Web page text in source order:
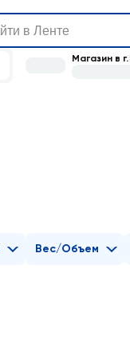
Магазин в г.
Вес/Объем